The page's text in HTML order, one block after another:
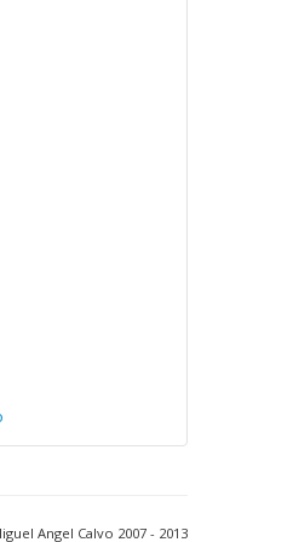
Angel Calvo 2007 - 2013